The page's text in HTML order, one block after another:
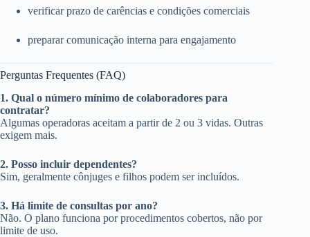
verificar prazo de carências e condições comerciais
preparar comunicação interna para engajamento
Perguntas Frequentes (FAQ)
1. Qual o número mínimo de colaboradores para
contratar?
Algumas operadoras aceitam a partir de 2 ou 3 vidas. Outras
exigem mais.
2. Posso incluir dependentes?
Sim, geralmente cônjuges e filhos podem ser incluídos.
3. Há limite de consultas por ano?
Não. O plano funciona por procedimentos cobertos, não por
limite de uso.